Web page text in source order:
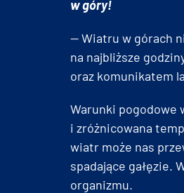
w góry!
— Wiatru w górach
na najbliższe
oraz komunikatem
Warunki pogodowe
i zróżnicowana
wiatr może nas
spadające gałęzie.
organizmu.